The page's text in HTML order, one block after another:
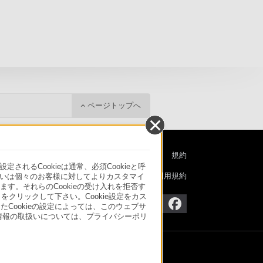
ページトップへ
定されるCookieは通常、必須Cookieと呼
は個々のお客様に対してよりカスタマイ
す。それらのCookieの受け入れを拒否す
クリックして下さい。Cookie設定をカス
Cookieの設定によっては、このウェブサ
の取扱いについては、プライバシーポリ
規約
ニュースリリース 環境情報 My Sony 利用規約